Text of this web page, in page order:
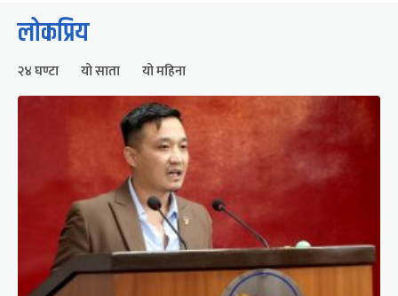
लोकप्रिय
२४ घण्टा यो साता यो महिना